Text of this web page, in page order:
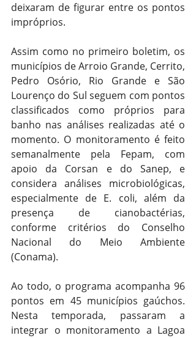
deixaram de figurar entre os pontos
impróprios.
Assim como no primeiro boletim, os
municípios de Arroio Grande, Cerrito,
Pedro Osório, Rio Grande e São
Lourenço do Sul seguem com pontos
classificados como próprios para
banho nas análises realizadas até o
momento. O monitoramento é feito
semanalmente pela Fepam, com
apoio da Corsan e do Sanep, e
considera análises microbiológicas,
especialmente de E. coli, além da
presença de cianobactérias,
conforme critérios do Conselho
Nacional do Meio Ambiente
(Conama).
Ao todo, o programa acompanha 96
pontos em 45 municípios gaúchos.
Nesta temporada, passaram a
integrar o monitoramento a Lagoa